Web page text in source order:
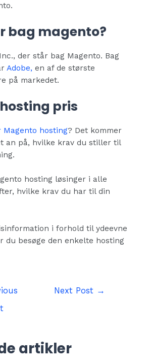
bag magento?
der står bag Magento. Bag
Adobe, en af de største
på markedet.
pris
Magento hosting? Det kommer
an på, hvilke krav du stiller til
hosting løsinger i alle
hvilke krav du har til din
i forhold til ydeevne
du besøge den enkelte hosting
Next Post →
artikler